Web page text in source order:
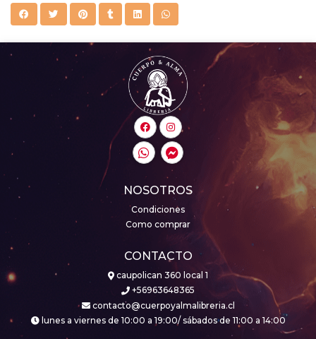
NOSOTROS
Condiciones
Como comprar
CONTACTO
caupolican 360 local 1
+56963648365
contacto@cuerpoyalmalibreria.cl
lunes a viernes de 10:00 a 19:00/ sábados de 11:00 a 14:00